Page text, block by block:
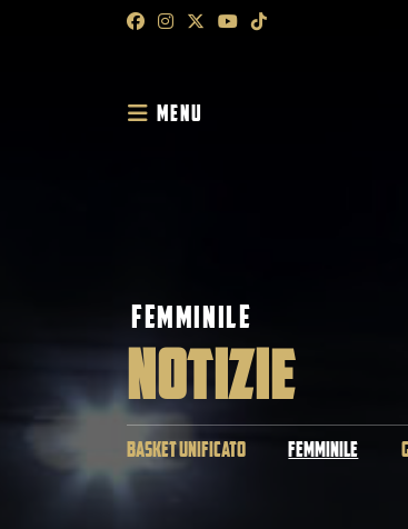
MENU
FEMMINILE
NOTIZIE
BASKET UNIFICATO FEMMINILE